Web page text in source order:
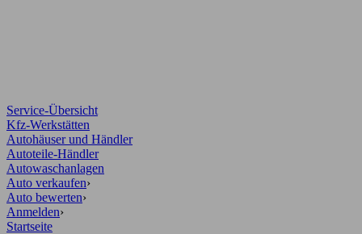
Service-Übersicht
Kfz-Werkstätten
Autohäuser und Händler
Autoteile-Händler
Autowaschanlagen
Auto verkaufen›
Auto bewerten›
Anmelden›
Startseite